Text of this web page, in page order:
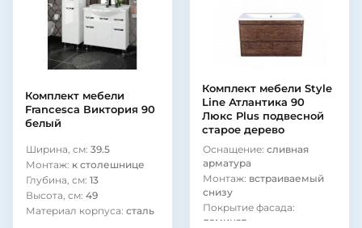
Комплект мебели
Francesca Виктория 90
белый
Ширина, см: 39.5
Монтаж: к столешнице
Глубина, см: 13
Высота, см: 49
Материал корпуса: сталь
Комплект мебели Style
Line Атлантика 90
Люкс Plus подвесной
старое дерево
Оснащение: сливная
арматура
Монтаж: встраиваемый
снизу
Покрытие фасада:
ламинат